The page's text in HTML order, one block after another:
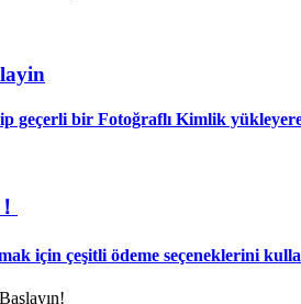
olmak üzere büyük veri analizi.
geçerli bir Fotoğraflı Kimlik
için çeşitli ödeme seçeneklerini